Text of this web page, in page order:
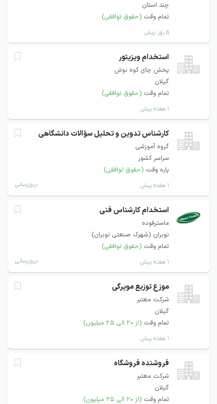
چند استان
تمام وقت (حقوق توافقی)
۵ روز پیش
استخدام ویزیتور
پخش چای کوه نوش
گیلان
تمام وقت (حقوق توافقی)
۱ هفته پیش
کارشناس تدوین و تحلیل سؤالات دانشگاهی
گروه آموزشی
سراسر کشور
پاره وقت (حقوق توافقی)
۱ هفته پیش بروزرسانی
استخدام کارشناس فنی
ماسترفوده
نوبران (شهرک صنعتی نوبران)
تمام وقت (حقوق توافقی)
۱ هفته پیش بروزرسانی
موزع توزیع مویرگی
شرکت معتبر
گیلان
تمام وقت (از ۲۰ الی ۲۵ میلیون)
۱ هفته پیش
فروشنده فروشگاه
شرکت معتبر
گیلان
تمام وقت (از ۲۰ الی ۲۵ میلیون)